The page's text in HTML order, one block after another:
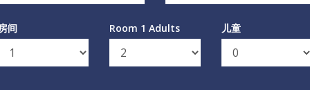
间 Room 1 Adults 儿童